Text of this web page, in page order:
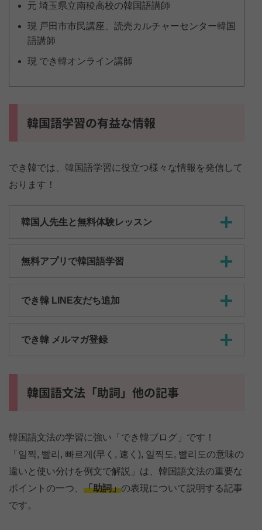
元 埼玉県立南稜高校の韓国語講師
現 戸田市市民講座、読売カルチャーセンター韓国
語講師
現 でき韓オンライン講師
韓国語学習の有益な情報
でき韓では、韓国語学習に役立つ様々な情報を発信して
おります！
韓国人先生と無料体験レッスン
無料アプリで韓国語学習
でき韓 LINE友だち追加
でき韓 メルマガ登録
韓国語文法「助詞」他の記事
韓国語文法の学習に強い「でき韓ブログ」です！
「일찍, 빨리, 빠르게(早く, 速く), 일찍도, 빨리도の意味の
違いと使い分けを例文で解説」は、韓国語文法の重要な
ポイントの一つ、 「助詞」の表現について説明する記事
です。